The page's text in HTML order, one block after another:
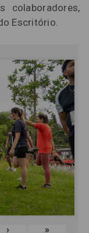
colaboradores,
Escritório.
› »